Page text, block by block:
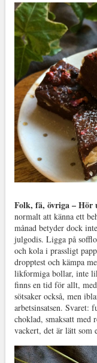
Folk, fä, övriga – Hör
normalt att känna ett
månad betyder dock
julgodis. Ligga på
och kola i prassligt
dropptest och kämpa
likformiga bollar, inte
finns en tid för allt,
sötsaker också, men
arbetsinsatsen. Svaret:
choklad, smaksatt med
vackert, det är lätt som